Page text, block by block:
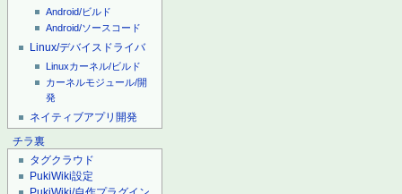
Android/ビルド
Android/ソースコード
Linux/デバイスドライバ
Linuxカーネル/ビルド
カーネルモジュール/開
発
ネイティブアプリ開発
チラ裏
タグクラウド
PukiWiki設定